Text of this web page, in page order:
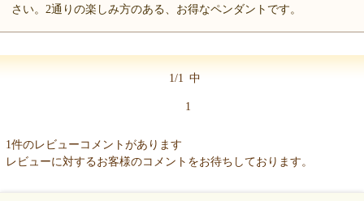
さい。2通りの楽しみ方のある、お得なペンダントです。
1/1 中
1
1件のレビューコメントがあります
レビューに対するお客様のコメントをお待ちしております。